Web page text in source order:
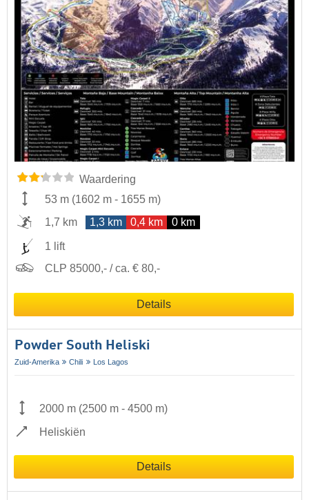
Waardering
53 m (1602 m - 1655 m)
1,7 km
1,3 km 0,4 km 0 km
1 lift
CLP 85000,- / ca. € 80,-
Details
Powder South Heliski
Zuid-Amerika Chili Los Lagos
2000 m (2500 m - 4500 m)
Heliskiën
Details